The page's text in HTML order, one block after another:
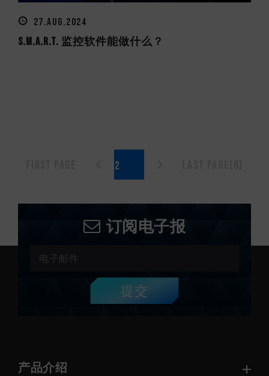
27.AUG.2024
S.M.A.R.T. 监控软件能做什么？
订阅电子报
提交
产品介绍